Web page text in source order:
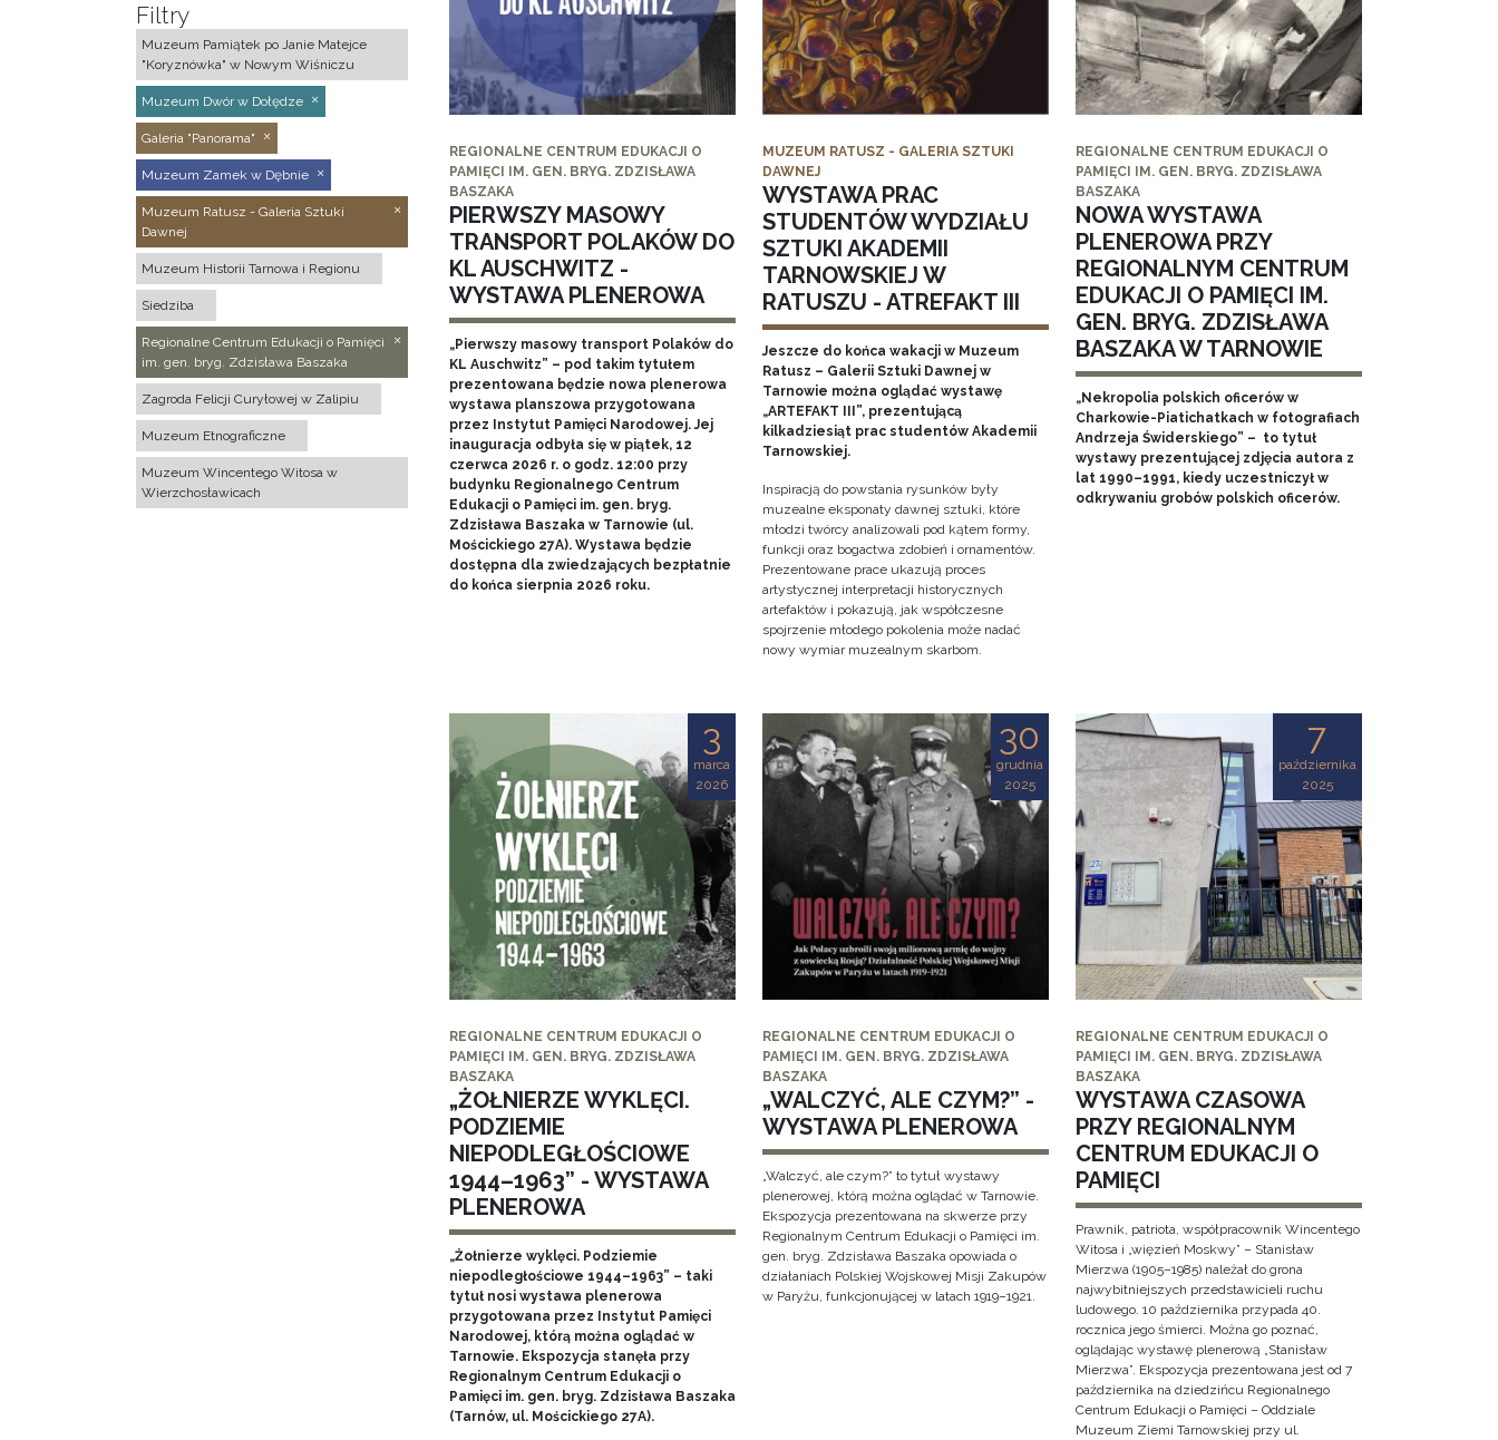
Filtry
Muzeum Pamiątek po Janie Matejce
"Koryznówka" w Nowym Wiśniczu
Muzeum Dwór w Dołędze
Galeria "Panorama"
Muzeum Zamek w Dębnie
Muzeum Ratusz - Galeria Sztuki
Dawnej
Muzeum Historii Tarnowa i Regionu
Siedziba
Regionalne Centrum Edukacji o Pamięci
im. gen. bryg. Zdzisława Baszaka
Zagroda Felicji Curyłowej w Zalipiu
Muzeum Etnograficzne
Muzeum Wincentego Witosa w
Wierzchosławicach
REGIONALNE CENTRUM EDUKACJI O
PAMIĘCI IM. GEN. BRYG. ZDZISŁAWA
BASZAKA
PIERWSZY MASOWY
TRANSPORT POLAKÓW DO
KL AUSCHWITZ -
WYSTAWA PLENEROWA
„Pierwszy masowy transport Polaków do
KL Auschwitz” – pod takim tytułem
prezentowana będzie nowa plenerowa
wystawa planszowa przygotowana
przez Instytut Pamięci Narodowej. Jej
inauguracja odbyła się w piątek, 12
czerwca 2026 r. o godz. 12:00 przy
budynku Regionalnego Centrum
Edukacji o Pamięci im. gen. bryg.
Zdzisława Baszaka w Tarnowie (ul.
Mościckiego 27A). Wystawa będzie
dostępna dla zwiedzających bezpłatnie
do końca sierpnia 2026 roku.
MUZEUM RATUSZ - GALERIA SZTUKI
DAWNEJ
WYSTAWA PRAC
STUDENTÓW WYDZIAŁU
SZTUKI AKADEMII
TARNOWSKIEJ W
RATUSZU - ATREFAKT III
Jeszcze do końca wakacji w Muzeum
Ratusz – Galerii Sztuki Dawnej w
Tarnowie można oglądać wystawę
„ARTEFAKT III”, prezentującą
kilkadziesiąt prac studentów Akademii
Tarnowskiej.
Inspiracją do powstania rysunków były
muzealne eksponaty dawnej sztuki, które
młodzi twórcy analizowali pod kątem formy,
funkcji oraz bogactwa zdobień i ornamentów.
Prezentowane prace ukazują proces
artystycznej interpretacji historycznych
artefaktów i pokazują, jak współczesne
spojrzenie młodego pokolenia może nadać
nowy wymiar muzealnym skarbom.
REGIONALNE CENTRUM EDUKACJI O
PAMIĘCI IM. GEN. BRYG. ZDZISŁAWA
BASZAKA
NOWA WYSTAWA
PLENEROWA PRZY
REGIONALNYM CENTRUM
EDUKACJI O PAMIĘCI IM.
GEN. BRYG. ZDZISŁAWA
BASZAKA W TARNOWIE
„Nekropolia polskich oficerów w
Charkowie-Piatichatkach w fotografiach
Andrzeja Świderskiego” – to tytuł
wystawy prezentującej zdjęcia autora z
lat 1990–1991, kiedy uczestniczył w
odkrywaniu grobów polskich oficerów.
3
marca
2026
REGIONALNE CENTRUM EDUKACJI O
PAMIĘCI IM. GEN. BRYG. ZDZISŁAWA
BASZAKA
„ŻOŁNIERZE WYKLĘCI.
PODZIEMIE
NIEPODLEGŁOŚCIOWE
1944–1963” - WYSTAWA
PLENEROWA
„Żołnierze wyklęci. Podziemie
niepodległościowe 1944–1963” – taki
tytuł nosi wystawa plenerowa
przygotowana przez Instytut Pamięci
Narodowej, którą można oglądać w
Tarnowie. Ekspozycja stanęła przy
Regionalnym Centrum Edukacji o
Pamięci im. gen. bryg. Zdzisława Baszaka
(Tarnów, ul. Mościckiego 27A).
30
grudnia
2025
REGIONALNE CENTRUM EDUKACJI O
PAMIĘCI IM. GEN. BRYG. ZDZISŁAWA
BASZAKA
„WALCZYĆ, ALE CZYM?” -
WYSTAWA PLENEROWA
„Walczyć, ale czym?” to tytuł wystawy
plenerowej, którą można oglądać w Tarnowie.
Ekspozycja prezentowana na skwerze przy
Regionalnym Centrum Edukacji o Pamięci im.
gen. bryg. Zdzisława Baszaka opowiada o
działaniach Polskiej Wojskowej Misji Zakupów
w Paryżu, funkcjonującej w latach 1919–1921.
7
października
2025
REGIONALNE CENTRUM EDUKACJI O
PAMIĘCI IM. GEN. BRYG. ZDZISŁAWA
BASZAKA
WYSTAWA CZASOWA
PRZY REGIONALNYM
CENTRUM EDUKACJI O
PAMIĘCI
Prawnik, patriota, współpracownik Wincentego
Witosa i „więzień Moskwy” – Stanisław
Mierzwa (1905–1985) należał do grona
najwybitniejszych przedstawicieli ruchu
ludowego. 10 października przypada 40.
rocznica jego śmierci. Można go poznać,
oglądając wystawę plenerową „Stanisław
Mierzwa”. Ekspozycja prezentowana jest od 7
października na dziedzińcu Regionalnego
Centrum Edukacji o Pamięci – Oddziale
Muzeum Ziemi Tarnowskiej przy ul.